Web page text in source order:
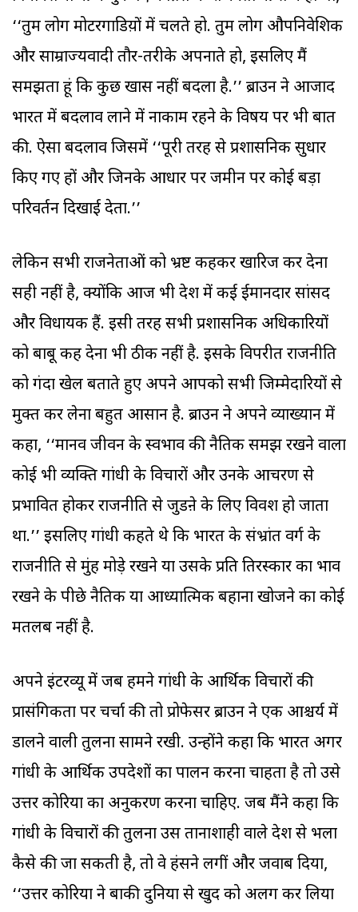
‘‘तुम लोग मोटरगाडिय़ों में चलते हो. तुम लोग औपनिवेशिक
और साम्राज्यवादी तौर-तरीके अपनाते हो, इसलिए मैं
समझता हूं कि कुछ खास नहीं बदला है.’’ ब्राउन ने आजाद
भारत में बदलाव लाने में नाकाम रहने के विषय पर भी बात
की. ऐसा बदलाव जिसमें ‘‘पूरी तरह से प्रशासनिक सुधार
किए गए हों और जिनके आधार पर जमीन पर कोई बड़ा
परिवर्तन दिखाई देता.’’
लेकिन सभी राजनेताओं को भ्रष्ट कहकर खारिज कर देना
सही नहीं है, क्योंकि आज भी देश में कई ईमानदार सांसद
और विधायक हैं. इसी तरह सभी प्रशासनिक अधिकारियों
को बाबू कह देना भी ठीक नहीं है. इसके विपरीत राजनीति
को गंदा खेल बताते हुए अपने आपको सभी जिम्मेदारियों से
मुक्त कर लेना बहुत आसान है. ब्राउन ने अपने व्याख्यान में
कहा, ‘‘मानव जीवन के स्वभाव की नैतिक समझ रखने वाला
कोई भी व्यक्ति गांधी के विचारों और उनके आचरण से
प्रभावित होकर राजनीति से जुडऩे के लिए विवश हो जाता
था.’’ इसलिए गांधी कहते थे कि भारत के संभ्रांत वर्ग के
राजनीति से मुंह मोड़े रखने या उसके प्रति तिरस्कार का भाव
रखने के पीछे नैतिक या आध्यात्मिक बहाना खोजने का कोई
मतलब नहीं है.
अपने इंटरव्यू में जब हमने गांधी के आर्थिक विचारों की
प्रासंगिकता पर चर्चा की तो प्रोफेसर ब्राउन ने एक आश्चर्य में
डालने वाली तुलना सामने रखी. उन्होंने कहा कि भारत अगर
गांधी के आर्थिक उपदेशों का पालन करना चाहता है तो उसे
उत्तर कोरिया का अनुकरण करना चाहिए. जब मैंने कहा कि
गांधी के विचारों की तुलना उस तानाशाही वाले देश से भला
कैसे की जा सकती है, तो वे हंसने लगीं और जवाब दिया,
‘‘उत्तर कोरिया ने बाकी दुनिया से खुद को अलग कर लिया